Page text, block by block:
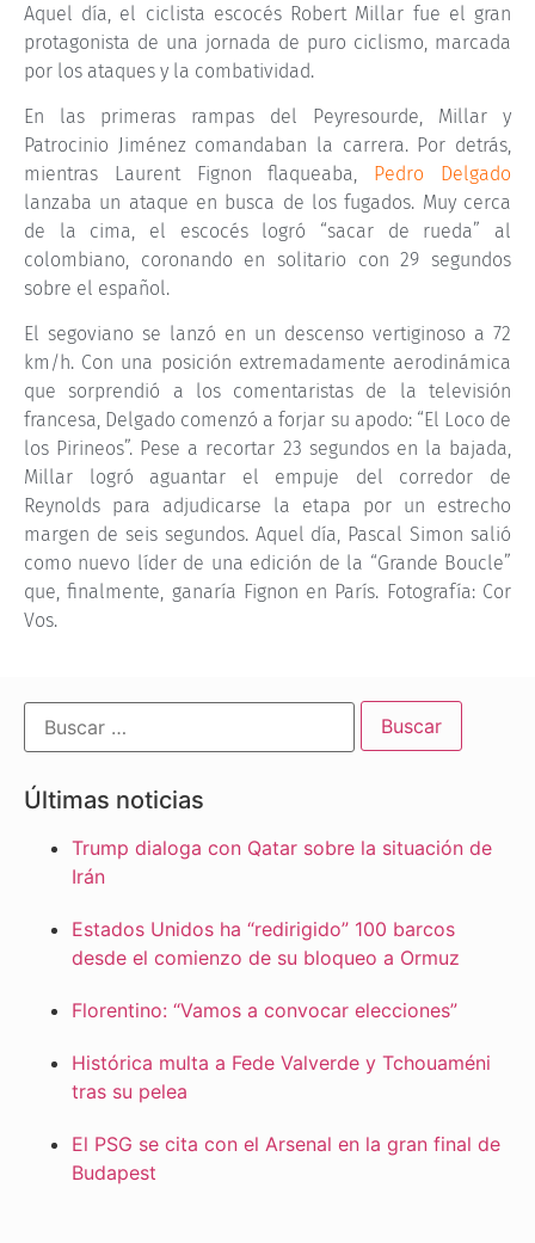
Aquel día, el ciclista escocés Robert Millar fue el gran
protagonista de una jornada de puro ciclismo, marcada
por los ataques y la combatividad.
En las primeras rampas del Peyresourde, Millar y
Patrocinio Jiménez comandaban la carrera. Por detrás,
mientras Laurent Fignon flaqueaba, Pedro Delgado
lanzaba un ataque en busca de los fugados. Muy cerca
de la cima, el escocés logró “sacar de rueda” al
colombiano, coronando en solitario con 29 segundos
sobre el español.
El segoviano se lanzó en un descenso vertiginoso a 72
km/h. Con una posición extremadamente aerodinámica
que sorprendió a los comentaristas de la televisión
francesa, Delgado comenzó a forjar su apodo: “El Loco de
los Pirineos”. Pese a recortar 23 segundos en la bajada,
Millar logró aguantar el empuje del corredor de
Reynolds para adjudicarse la etapa por un estrecho
margen de seis segundos. Aquel día, Pascal Simon salió
como nuevo líder de una edición de la “Grande Boucle”
que, finalmente, ganaría Fignon en París. Fotografía: Cor
Vos.
Últimas noticias
Trump dialoga con Qatar sobre la situación de
Irán
Estados Unidos ha “redirigido” 100 barcos
desde el comienzo de su bloqueo a Ormuz
Florentino: “Vamos a convocar elecciones”
Histórica multa a Fede Valverde y Tchouaméni
tras su pelea
El PSG se cita con el Arsenal en la gran final de
Budapest